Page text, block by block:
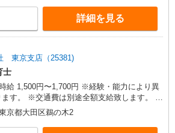
詳細を見る
東京支店（25381)
士
時給 1,500円〜1,700円 ※経験・能力により異
ます。 ※交通費は別途全額支給致します。 ※
幅は経験・能力による
京都大田区鵜の木2